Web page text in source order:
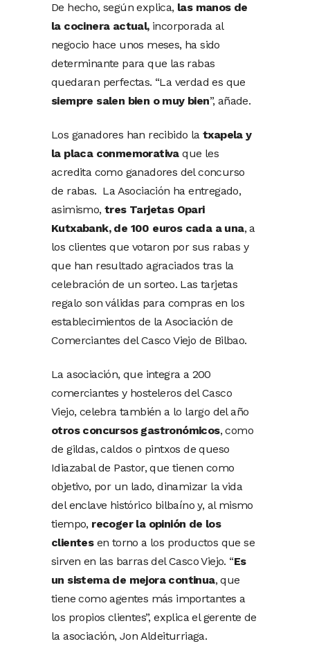
De hecho, según explica, las manos de
la cocinera actual,incorporada al
negocio hace unos meses, ha sido
determinante para que las rabas
quedaran perfectas. “La verdad es que
siempre salen bien o muy bien”, añade.
Los ganadores han recibido la txapela y
la placa conmemorativaque les
acredita como ganadores del concurso
de rabas. La Asociación ha entregado,
asimismo,tres Tarjetas Opari
Kutxabank, de 100 euros cada a una, a
los clientes que votaron por sus rabas y
que han resultado agraciados tras la
celebración de un sorteo. Las tarjetas
regalo son válidas para compras en los
establecimientos de la Asociación de
Comerciantes del Casco Viejo de Bilbao.
La asociación, que integra a 200
comerciantes y hosteleros del Casco
Viejo, celebra también a lo largo del año
otros concursos gastronómicos, como
de gildas, caldos o pintxos de queso
Idiazabal de Pastor, que tienen como
objetivo, por un lado, dinamizar la vida
del enclave histórico bilbaíno y, al mismo
tiempo, recoger la opinión de los
clientesen torno a los productos que se
sirven en las barras del Casco Viejo. “Es
un sistema de mejora continua, que
tiene como agentes más importantes a
los propios clientes”, explica el gerente de
la asociación, Jon Aldeiturriaga.